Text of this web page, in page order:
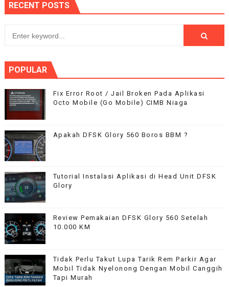
RECENT POSTS
POPULAR
Fix Error Root / Jail Broken Pada Aplikasi
Octo Mobile (Go Mobile) CIMB Niaga
Apakah DFSK Glory 560 Boros BBM ?
Tutorial Instalasi Aplikasi di Head Unit DFSK
Glory
Review Pemakaian DFSK Glory 560 Setelah
10.000 KM
Tidak Perlu Takut Lupa Tarik Rem Parkir Agar
Mobil Tidak Nyelonong Dengan Mobil Canggih
Tapi Murah